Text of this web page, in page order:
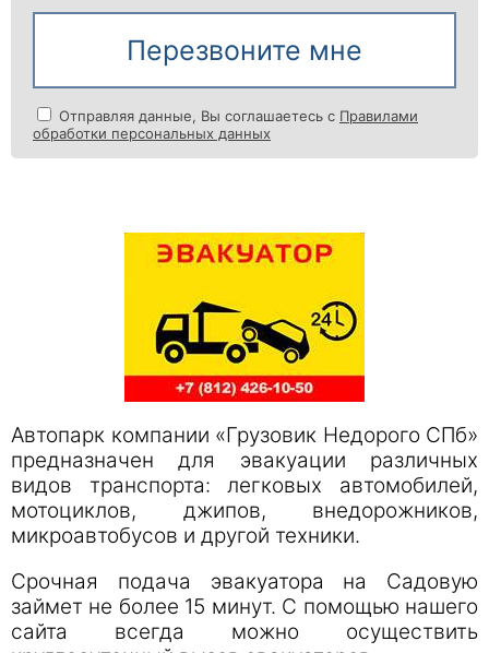
Перезвоните мне
Отправляя данные, Вы соглашаетесь с Правилами
обработки персональных данных
Автопарк компании «Грузовик Недорого СПб»
предназначен для эвакуации различных
видов транспорта: легковых автомобилей,
мотоциклов, джипов, внедорожников,
микроавтобусов и другой техники.
Срочная подача эвакуатора на Садовую
займет не более 15 минут. С помощью нашего
сайта всегда можно осуществить